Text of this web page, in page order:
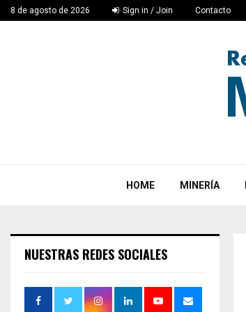
8 de agosto de 2026 Sign in / Join Contacto
HOME MINERÍA
NUESTRAS REDES SOCIALES